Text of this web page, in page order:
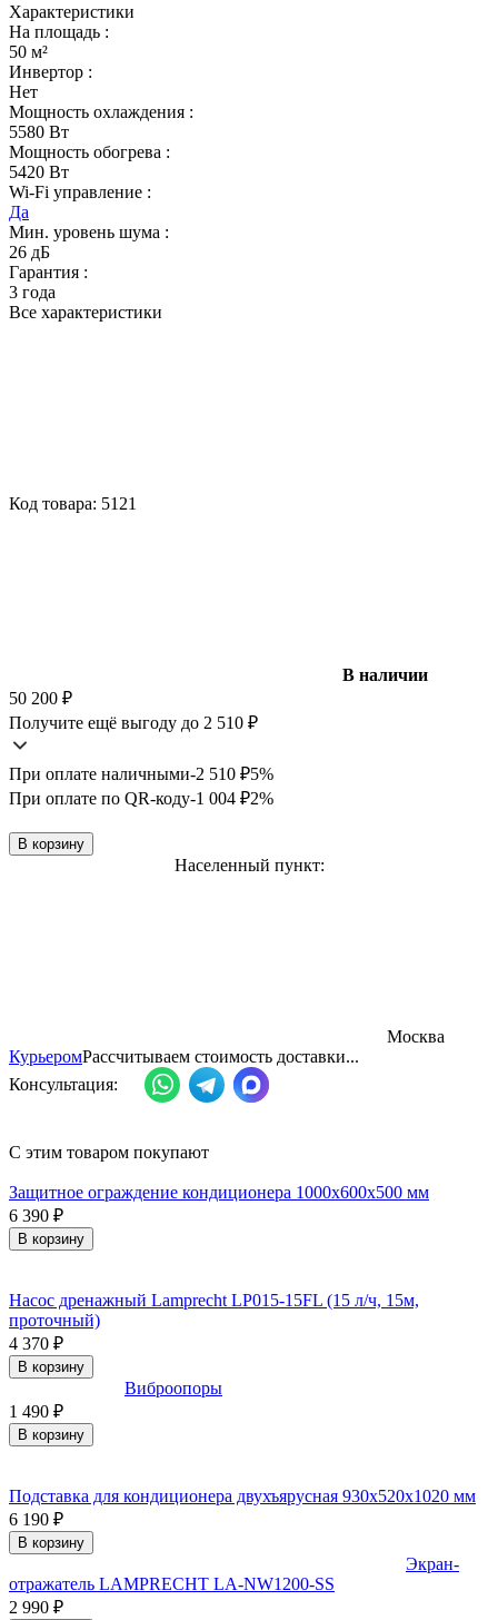
Характеристики
На площадь :
50 м²
Инвертор :
Нет
Мощность охлаждения :
5580 Вт
Мощность обогрева :
5420 Вт
Wi-Fi управление :
Да
Мин. уровень шума :
26 дБ
Гарантия :
3 года
Все характеристики
Код товара: 5121
В наличии
50 200 ₽
Получите ещё выгоду до 2 510 ₽
При оплате наличными-2 510 ₽5%
При оплате по QR-коду-1 004 ₽2%
В корзину
Населенный пункт:
Москва
КурьеромРассчитываем стоимость доставки...
Консультация:
С этим товаром покупают
Защитное ограждение кондиционера 1000х600х500 мм
6 390 ₽
В корзину
Насос дренажный Lamprecht LP015-15FL (15 л/ч, 15м,
проточный)
4 370 ₽
В корзину
Виброопоры
1 490 ₽
В корзину
Подставка для кондиционера двухъярусная 930х520х1020 мм
6 190 ₽
В корзину
Экран-
отражатель LAMPRECHT LA-NW1200-SS
2 990 ₽